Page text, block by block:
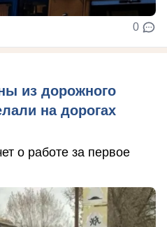
0
из дорожного
на дорогах
о работе за первое